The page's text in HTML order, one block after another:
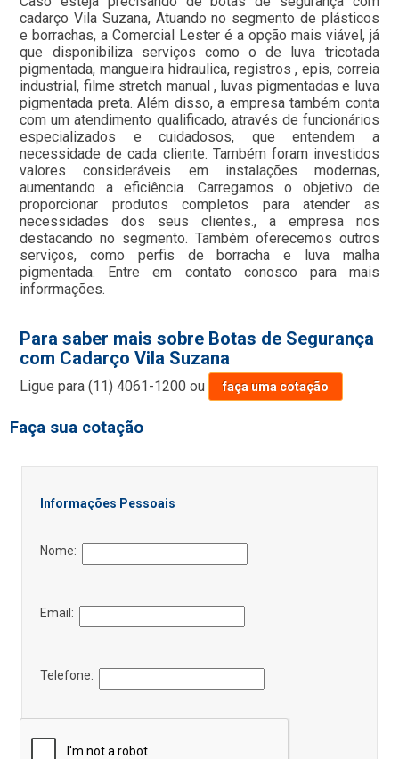
cadarço Vila Suzana, Atuando no segmento de plásticos
e borrachas, a Comercial Lester é a opção mais viável, já
que disponibiliza serviços como o de luva tricotada
pigmentada, mangueira hidraulica, registros , epis, correia
industrial, filme stretch manual , luvas pigmentadas e luva
pigmentada preta. Além disso, a empresa também conta
com um atendimento qualificado, através de funcionários
especializados e cuidadosos, que entendem a
necessidade de cada cliente. Também foram investidos
valores consideráveis em instalações modernas,
aumentando a eficiência. Carregamos o objetivo de
proporcionar produtos completos para atender as
necessidades dos seus clientes., a empresa nos
destacando no segmento. Também oferecemos outros
serviços, como perfis de borracha e luva malha
pigmentada. Entre em contato conosco para mais
inforrmações.
Para saber mais sobre Botas de Segurança
com Cadarço Vila Suzana
Ligue para(11) 4061-1200 ou faça uma cotação
Faça sua cotação
Informações Pessoais
Nome:
Email:
Telefone: